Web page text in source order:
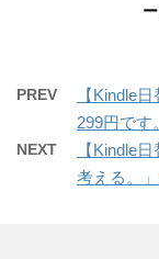
PREV
【Kindle
299円です。
NEXT
【Kindle
考える。